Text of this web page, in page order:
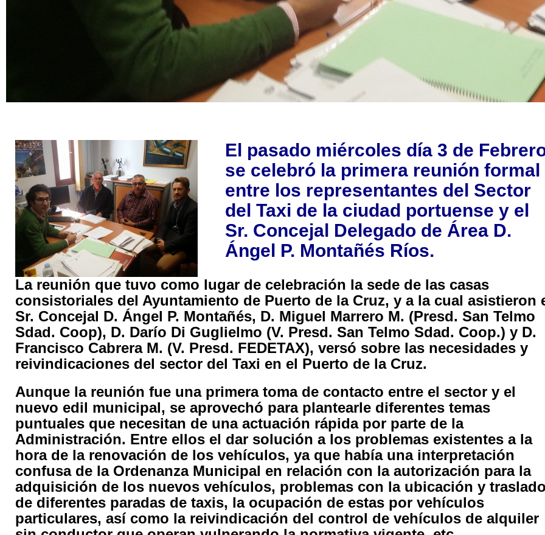
El pasado miércoles día 3 de
se celebró la primera reunión formal
entre los representantes del Sector
del Taxi de la ciudad portuense y el
Sr. Concejal Delegado de Área D.
Ángel P. Montañés Ríos.
La reunión que tuvo como lugar de celebración la sede de las casas
consistoriales del Ayuntamiento de Puerto de la Cruz, y a la cual asistieron
Sr. Concejal D. Ángel P. Montañés, D. Miguel Marrero M. (Presd. San Telmo
Sdad. Coop), D. Darío Di Guglielmo (V. Presd. San Telmo Sdad. Coop.) y D.
Francisco Cabrera M. (V. Presd. FEDETAX), versó sobre las necesidades y
reivindicaciones del sector del Taxi en el Puerto de la Cruz.
Aunque la reunión fue una primera toma de contacto entre el sector y el
nuevo edil municipal, se aprovechó para plantearle diferentes temas
puntuales que necesitan de una actuación rápida por parte de la
Administración. Entre ellos el dar solución a los problemas existentes a la
hora de la renovación de los vehículos, ya que había una interpretación
confusa de la Ordenanza Municipal en relación con la autorización para la
adquisición de los nuevos vehículos, problemas con la ubicación y
de diferentes paradas de taxis, la ocupación de estas por vehículos
particulares, así como la reivindicación del control de vehículos de alquiler